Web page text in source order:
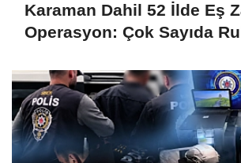
Karaman Dahil 52 İlde Eş
Operasyon: Çok Sayıda